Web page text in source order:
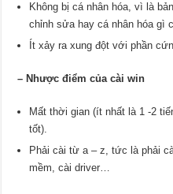
Không bị cá nhân hóa, vì là
chỉnh sửa hay cá nhân hóa gì
Ít xảy ra xung đột với phần
– Nhược điểm của cài win
Mất thời gian (ít nhất là 1 -2
tốt).
Phải cài từ a – z, tức là phải
mềm, cài driver…